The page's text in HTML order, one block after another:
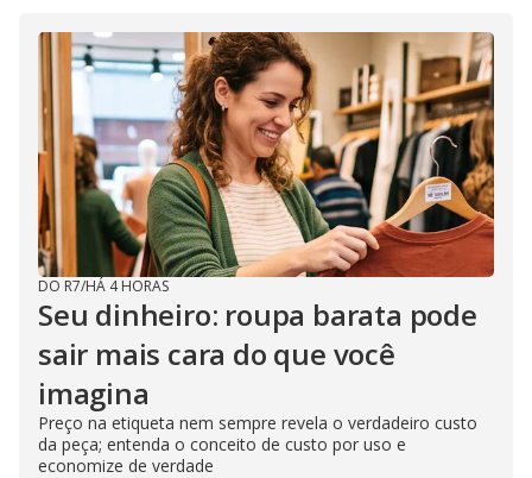
DO R7/HÁ 4 HORAS
Seu dinheiro: roupa barata pode
sair mais cara do que você
imagina
Preço na etiqueta nem sempre revela o verdadeiro custo
da peça; entenda o conceito de custo por uso e
economize de verdade